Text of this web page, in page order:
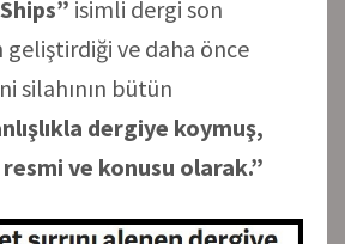
isimli dergi son
geliştirdiği ve daha önce
silahının bütün
dergiye koymuş,
ve konusu olarak.”